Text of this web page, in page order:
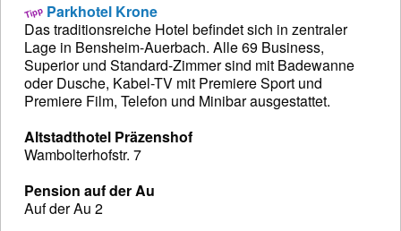
Parkhotel Krone
Das traditionsreiche Hotel befindet sich in zentraler
Lage in Bensheim-Auerbach. Alle 69 Business,
Superior und Standard-Zimmer sind mit Badewanne
oder Dusche, Kabel-TV mit Premiere Sport und
Premiere Film, Telefon und Minibar ausgestattet.
Altstadthotel Präzenshof
Wambolterhofstr. 7
Pension auf der Au
Auf der Au 2